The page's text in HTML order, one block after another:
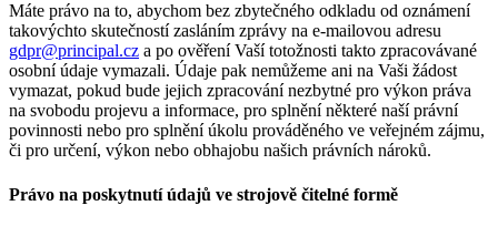
Máte právo na to, abychom bez zbytečného odkladu od oznámení
takovýchto skutečností zasláním zprávy na e-mailovou adresu
gdpr@principal.cz a po ověření Vaší totožnosti takto zpracovávané
osobní údaje vymazali. Údaje pak nemůžeme ani na Vaši žádost
vymazat, pokud bude jejich zpracování nezbytné pro výkon práva
na svobodu projevu a informace, pro splnění některé naší právní
povinnosti nebo pro splnění úkolu prováděného ve veřejném zájmu,
či pro určení, výkon nebo obhajobu našich právních nároků.
Právo na poskytnutí údajů ve strojově čitelné formě